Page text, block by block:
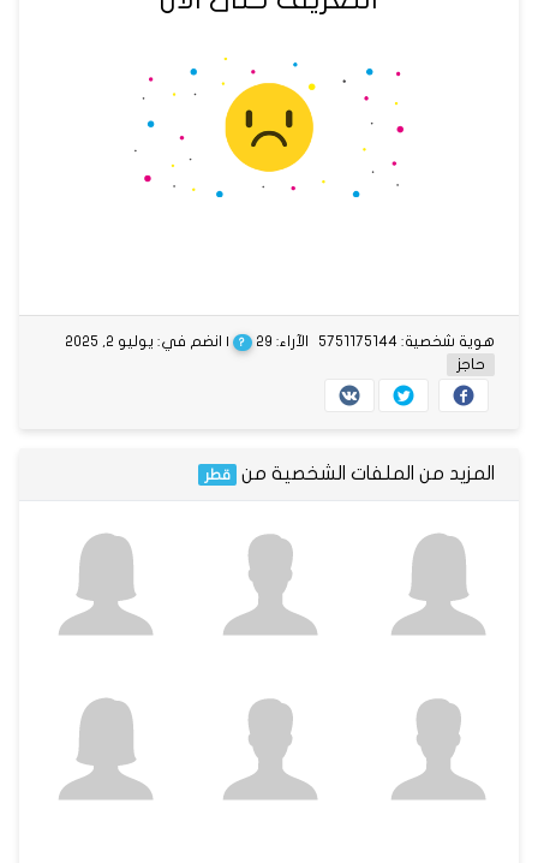
الآراء: 29 ? | انضم في: يوليو 2, 2025
هوية شخصية: 5751175144
حاجز
المزيد من الملفات الشخصية من قطر